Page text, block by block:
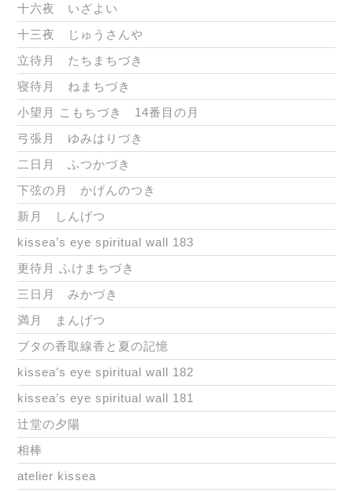
十六夜 いざよい
十三夜 じゅうさんや
立待月 たちまちづき
寝待月 ねまちづき
小望月 こもちづき 14番目の月
弓張月 ゆみはりづき
二日月 ふつかづき
下弦の月 かげんのつき
新月 しんげつ
kissea’s eye spiritual wall 183
更待月 ふけまちづき
三日月 みかづき
満月 まんげつ
ブタの香取線香と夏の記憶
kissea’s eye spiritual wall 182
kissea’s eye spiritual wall 181
辻堂の夕陽
相棒
atelier kissea